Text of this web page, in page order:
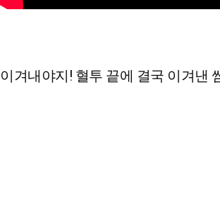
이겨내야지! 혈투 끝에 결국 이겨낸